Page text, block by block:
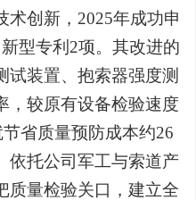
术创新，2025年成功申
型专利2项。其改进的
试装置、抱索器强度测
，较原有设备检验速度
省质量预防成本约26
依托公司军工与索道产
质量检验关口，建立全